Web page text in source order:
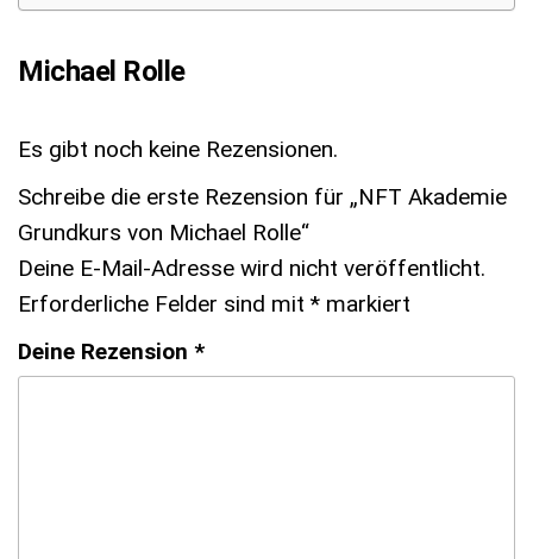
Michael Rolle
Es gibt noch keine Rezensionen.
Schreibe die erste Rezension für „NFT Akademie
Grundkurs von Michael Rolle“
Deine E-Mail-Adresse wird nicht veröffentlicht.
Erforderliche Felder sind mit * markiert
Deine Rezension *